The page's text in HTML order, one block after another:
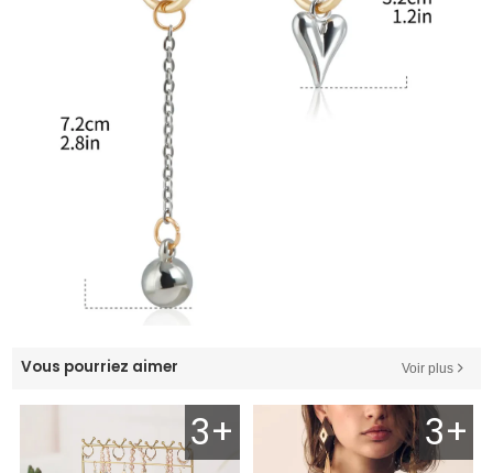
Vous pourriez aimer Voir plus
3+ 3+